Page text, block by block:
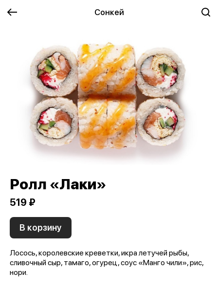
Сонкей
Ролл «Лаки»
519 ₽
В корзину
Лосось, королевские креветки, икра летучей рыбы,
сливочный сыр, тамаго, огурец, соус «Манго чили», рис,
нори.